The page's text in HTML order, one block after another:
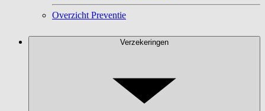
Overzicht Preventie
Verzekeringen